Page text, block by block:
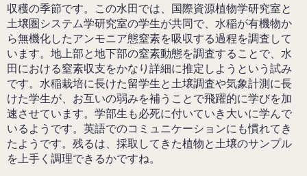
収穫の季節です。この水田では、国際資源植物学研究室と
土壌圏システム学研究室の学生が共同で、水稲が有機物か
ら無機化したアンモニア態窒素を吸収する過程を調査して
います。地上部と地下部の窒素動態を調査することで、水
田における窒素収支をかなり詳細に推定しようという試み
です。水稲栽培に長けた留学生と土壌調査や気象計測に長
けた学生が、お互いの弱みを補うことで飛躍的に学びを加
速させています。学部生も必死に付いていき大いに学んで
いるようです。英語でのコミュニケーションにも慣れてき
たようです。残るは、採取してきた植物と土壌のサンプル
を上手く調理できるかですね。